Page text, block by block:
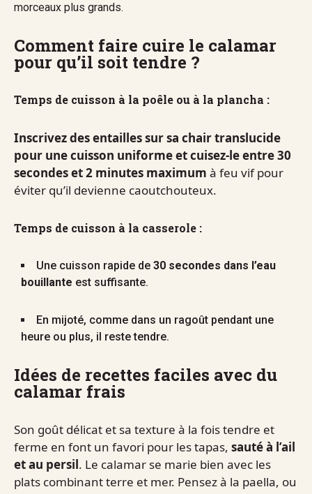
morceaux plus grands.
Comment faire cuire le calamar
pour qu’il soit tendre ?
Temps de cuisson à la poêle ou à la plancha :
Inscrivez des entailles sur sa chair translucide
pour une cuisson uniforme et cuisez-le entre 30
secondes et 2 minutes maximum à feu vif pour
éviter qu’il devienne caoutchouteux.
Temps de cuisson à la casserole :
Une cuisson rapide de 30 secondes dans l’eau
bouillante est suffisante.
En mijoté, comme dans un ragoût pendant une
heure ou plus, il reste tendre.
Idées de recettes faciles avec du
calamar frais
Son goût délicat et sa texture à la fois tendre et
ferme en font un favori pour les tapas, sauté à l’ail
et au persil. Le calamar se marie bien avec les
plats combinant terre et mer. Pensez à la paella, ou